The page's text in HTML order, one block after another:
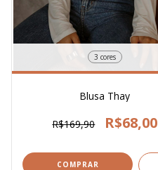
3 cores
Blusa Thay
R$169,90 R$68,00
COMPRAR